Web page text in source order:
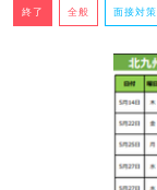
終了 全般 面接対策